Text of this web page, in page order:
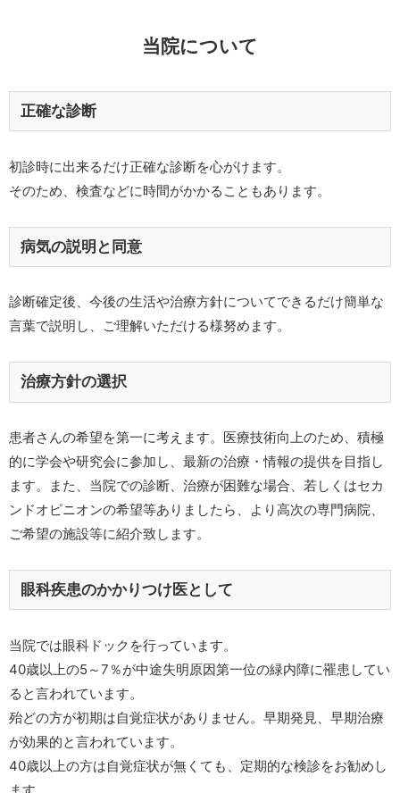
当院について
正確な診断
初診時に出来るだけ正確な診断を心がけます。
そのため、検査などに時間がかかることもあります。
病気の説明と同意
診断確定後、今後の生活や治療方針についてできるだけ簡単な
言葉で説明し、ご理解いただける様努めます。
治療方針の選択
患者さんの希望を第一に考えます。医療技術向上のため、積極
的に学会や研究会に参加し、最新の治療・情報の提供を目指し
ます。また、当院での診断、治療が困難な場合、若しくはセカ
ンドオピニオンの希望等ありましたら、より高次の専門病院、
ご希望の施設等に紹介致します。
眼科疾患のかかりつけ医として
当院では眼科ドックを行っています。
40歳以上の5～7％が中途失明原因第一位の緑内障に罹患してい
ると言われています。
殆どの方が初期は自覚症状がありません。早期発見、早期治療
が効果的と言われています。
40歳以上の方は自覚症状が無くても、定期的な検診をお勧めし
ます。